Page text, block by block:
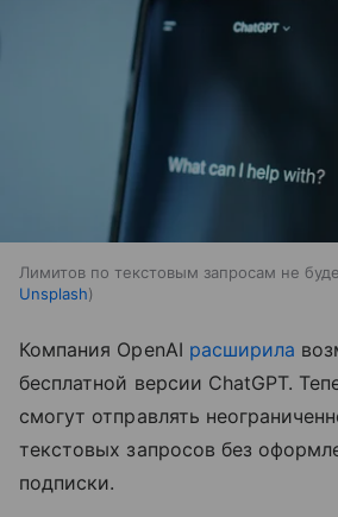
Лимитов по текстовым запросам не
Unsplash
Компания OpenAI расширила
бесплатной версии ChatGPT.
смогут отправлять
текстовых запросов без
подписки.